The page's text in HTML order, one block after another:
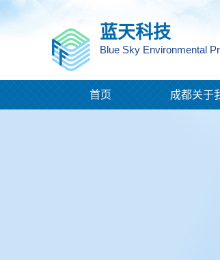
蓝天科技
Blue Sky Environmental
首页 成都关于